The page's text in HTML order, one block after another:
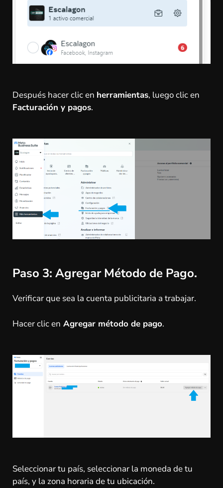
Después hacer clic en herramientas, luego clic en
Facturación y pagos.
Paso 3: Agregar Método de Pago.
Verificar que sea la cuenta publicitaria a trabajar.
Hacer clic en Agregar método de pago.
Seleccionar tu país, seleccionar la moneda de tu
país, y la zona horaria de tu ubicación.